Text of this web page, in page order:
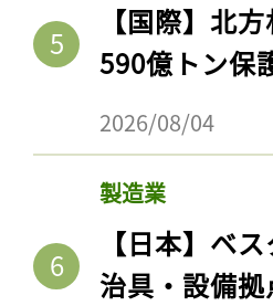
【国際】北
590億トン保
2026/08/04
製造業
【日本】ベ
治具・設備